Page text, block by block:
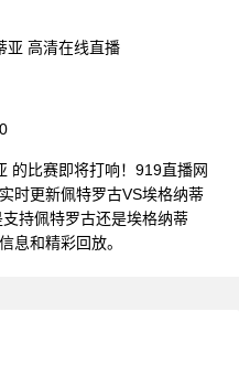
亚 高清在线直播
的比赛即将打响！919直播网
时更新佩特罗古VS埃格纳蒂
持佩特罗古还是埃格纳蒂
息和精彩回放。